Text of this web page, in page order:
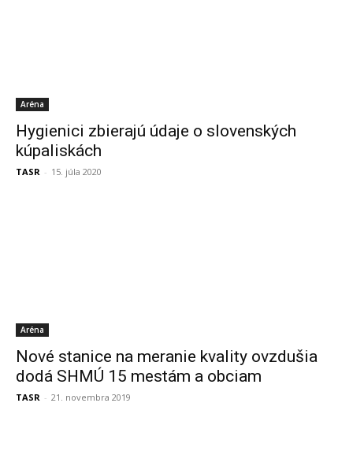
Aréna
Hygienici zbierajú údaje o slovenských
kúpaliskách
TASR - 15. júla 2020
Aréna
Nové stanice na meranie kvality ovzdušia
dodá SHMÚ 15 mestám a obciam
TASR - 21. novembra 2019